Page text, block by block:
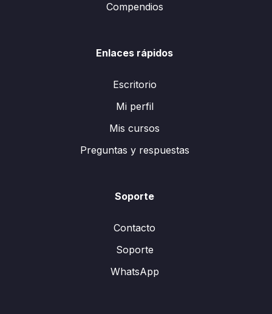
Compendios
Enlaces rápidos
Escritorio
Mi perfil
Mis cursos
Preguntas y respuestas
Soporte
Contacto
Soporte
WhatsApp